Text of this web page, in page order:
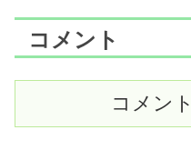
コメント
コメン